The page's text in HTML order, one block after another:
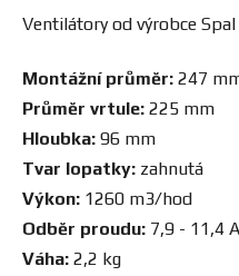
Ventilátory od výrobce
Montážní průměr: 247
Průměr vrtule: 225 mm
Hloubka: 96 mm
Tvar lopatky: zahnutá
Výkon: 1260 m3/hod
Odběr proudu: 7,9 - 11,4 A
Váha: 2,2 kg